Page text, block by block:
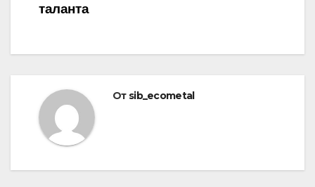
таланта
От sib_ecometal